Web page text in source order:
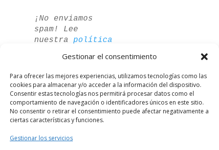
Gestionar el consentimiento
Para ofrecer las mejores experiencias, utilizamos tecnologías como las
cookies para almacenar y/o acceder a la información del dispositivo.
Consentir estas tecnologías nos permitirá procesar datos como el
comportamiento de navegación o identificadores únicos en este sitio.
No consentir o retirar el consentimiento puede afectar negativamente a
ciertas características y funciones.
Gestionar los servicios
¡No enviamos
spam! Lee
nuestra política
para más
información.